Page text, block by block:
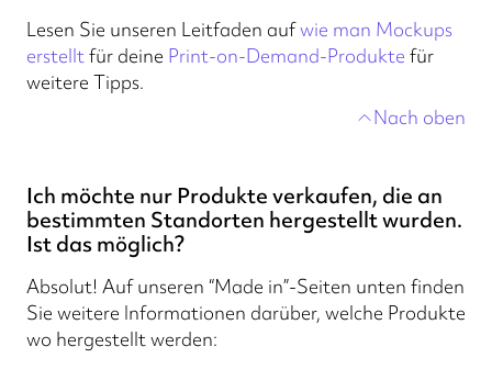
Lesen Sie unseren Leitfaden aufwie man Mockups
erstelltfür deine Print-on-Demand-Produkte für
weitere Tipps.
Nach oben
Ich möchte nur Produkte verkaufen, die an
bestimmten Standorten hergestellt wurden.
Ist das möglich?
Absolut! Auf unseren “Made in”-Seiten unten finden
Sie weitere Informationen darüber, welche Produkte
wo hergestellt werden: